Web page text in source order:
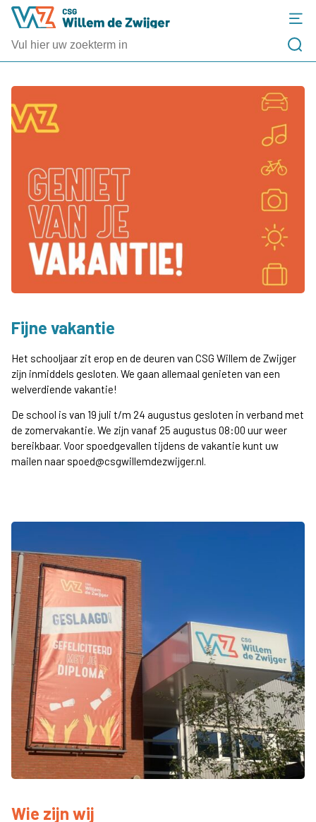
Fijne vakantie
Het schooljaar zit erop en de deuren van CSG Willem de Zwijger
zijn inmiddels gesloten. We gaan allemaal genieten van een
welverdiende vakantie!
De school is van 19 juli t/m 24 augustus gesloten in verband met
de zomervakantie. We zijn vanaf 25 augustus 08:00 uur weer
bereikbaar. Voor spoedgevallen tijdens de vakantie kunt uw
mailen naar spoed@csgwillemdezwijger.nl.
Wie zijn wij